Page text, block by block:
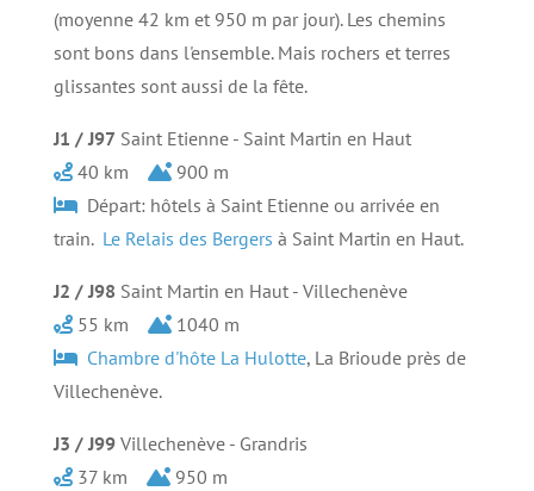
(moyenne 42 km et 950 m par jour). Les chemins
sont bons dans l'ensemble. Mais rochers et terres
glissantes sont aussi de la fête.
J1 / J97 Saint Etienne - Saint Martin en Haut
40 km
900 m
Départ: hôtels à Saint Etienne ou arrivée en
train. Le Relais des Bergers à Saint Martin en Haut.
J2 / J98 Saint Martin en Haut - Villechenève
55 km
1040 m
Chambre d'hôte La Hulotte, La Brioude près de
Villechenève.
J3 / J99 Villechenève - Grandris
37 km
950 m